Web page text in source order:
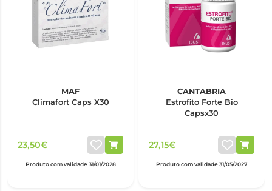
MAF
Climafort Caps X30
23,50€
Produto com validade 31/01/2028
CANTABRIA
Estrofito Forte Bio
Capsx30
27,15€
Produto com validade 31/05/2027